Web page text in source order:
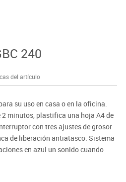
240
del artículo
su uso en casa o en la oficina.
minutos, plastifica una hoja A4 de
con tres ajustes de grosor
de liberación antiatasco. Sistema
en azul un sonido cuando